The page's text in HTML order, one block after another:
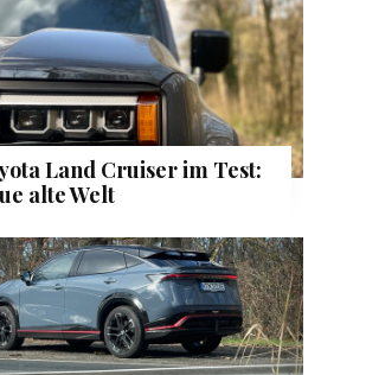
Land Cruiser im Test:
alte Welt